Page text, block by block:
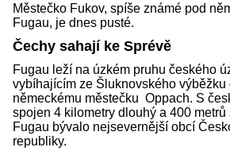
Městečko Fukov, spíše známé pod
Fugau, je dnes pusté.
Čechy sahají ke Sprévě
Fugau leží na úzkém pruhu českého
vybíhajícím ze Šluknovského výběžku
německému městečku Oppach. S
spojen 4 kilometry dlouhý a 400 metrů
Fugau bývalo nejsevernější obcí
republiky.